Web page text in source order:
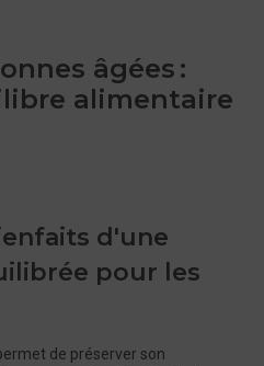
âgées :
alimentaire
d'une
pour les
de préserver son